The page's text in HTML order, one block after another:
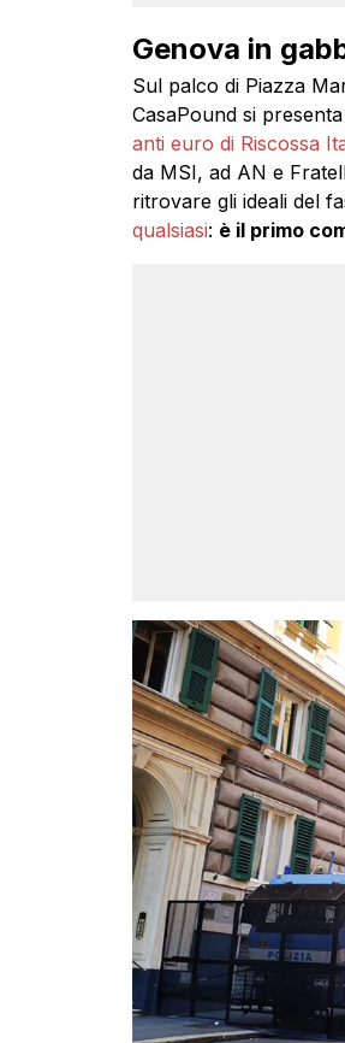
Genova in
Sul palco di Piazza
CasaPound si
anti euro di Riscossa
da MSI, ad AN e
ritrovare gli ideali del
qualsiasi: è il primo